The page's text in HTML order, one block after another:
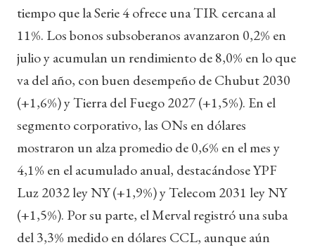
tiempo que la Serie 4 ofrece una TIR cercana al
11%. Los bonos subsoberanos avanzaron 0,2% en
julio y acumulan un rendimiento de 8,0% en lo que
va del año, con buen desempeño de Chubut 2030
(+1,6%) y Tierra del Fuego 2027 (+1,5%). En el
segmento corporativo, las ONs en dólares
mostraron un alza promedio de 0,6% en el mes y
4,1% en el acumulado anual, destacándose YPF
Luz 2032 ley NY (+1,9%) y Telecom 2031 ley NY
(+1,5%). Por su parte, el Merval registró una suba
del 3,3% medido en dólares CCL, aunque aún